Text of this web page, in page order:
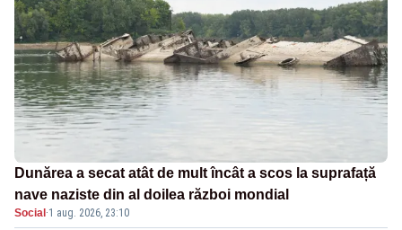
Dunărea a secat atât de mult încât a scos la suprafață
nave naziste din al doilea război mondial
Social ·1 aug. 2026, 23:10